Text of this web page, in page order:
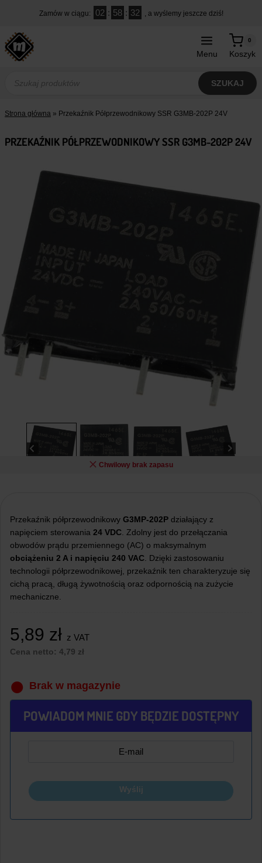
treści
Zamów w ciągu: 02 : 58 : 31 , a wyślemy jeszcze dziś!
Menu Koszyk
0
produktów
SZUKAJ
Strona główna » Przekaźnik Półprzewodnikowy SSR G3MB-202P 24V
PRZEKAŹNIK PÓŁPRZEWODNIKOWY SSR G3MB-202P 24V
Chwilowy brak zapasu
Przekaźnik półprzewodnikowy G3MP-202P działający z
napięciem sterowania 24 VDC . Zdolny jest do przełączania
obwodów prądu przemiennego (AC) o maksymalnym
obciążeniu 2 A i napięciu 240 VAC . Dzięki zastosowaniu
technologii półprzewodnikowej, przekaźnik ten charakteryzuje się
cichą pracą, długą żywotnością oraz odpornością na zużycie
mechaniczne.
5,89 zł z VAT
Cena netto: 4,79 zł
Brak w magazynie
POWIADOM MNIE GDY BĘDZIE DOSTĘPNY
Wyślij